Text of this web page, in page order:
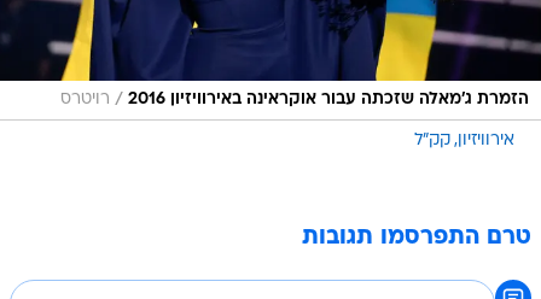
הזמרת ג'מאלה שזכתה עבור אוקראינה באירוויזיון 2016 / רויטרס
אירוויזיון קק"ל
טרם התפרסמו תגובות